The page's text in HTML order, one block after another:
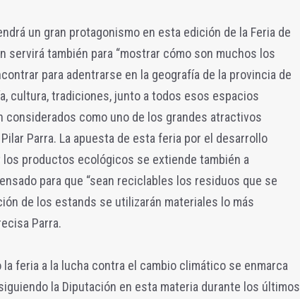
un gran protagonismo en esta edición de la Feria de
servirá también para “mostrar cómo son muchos los
para adentrarse en la geografía de la provincia de
cultura, tradiciones, junto a todos esos espacios
como uno de los grandes atractivos
Parra. La apuesta de esta feria por el desarrollo
productos ecológicos se extiende también a
para que “sean reciclables los residuos que se
de los estands se utilizarán materiales lo más
Parra.
feria a la lucha contra el cambio climático se enmarca
la Diputación en esta materia durante los últimos